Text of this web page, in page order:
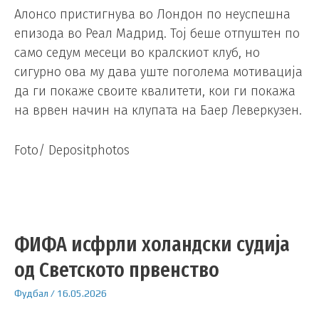
Алонсо пристигнува во Лондон по неуспешна
епизода во Реал Мадрид. Тој беше отпуштен по
само седум месеци во кралскиот клуб, но
сигурно ова му дава уште поголема мотивација
да ги покаже своите квалитети, кои ги покажа
на врвен начин на клупата на Баер Леверкузен.
Foto/ Depositphotos
ФИФА исфрли холандски судија
од Светското првенство
Фудбал / 16.05.2026